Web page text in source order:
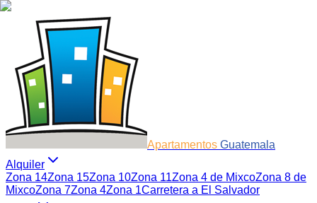
Apartamentos Guatemala
Alquiler
Zona 14Zona 15Zona 10Zona 11Zona 4 de MixcoZona 8 de
MixcoZona 7Zona 4Zona 1Carretera a El Salvador